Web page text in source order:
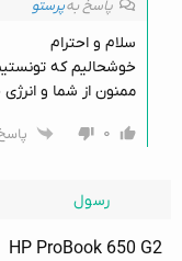
پاسخ بهپرستو
سلام و احترام
خوشحالیم که
ممنون از شما و
۰
رسول
HP ProBook 650 G2